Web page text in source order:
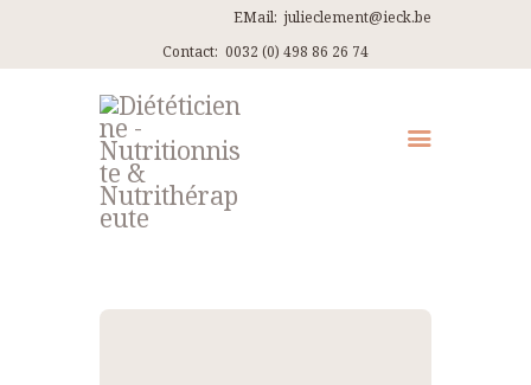
EMail: julieclement@ieck.be
Contact: 0032 (0) 498 86 26 74
QUI SUIS-JE ?
CONSULTATIONS